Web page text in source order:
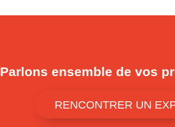
Parlons ensemble de vos
RENCONTRER UN